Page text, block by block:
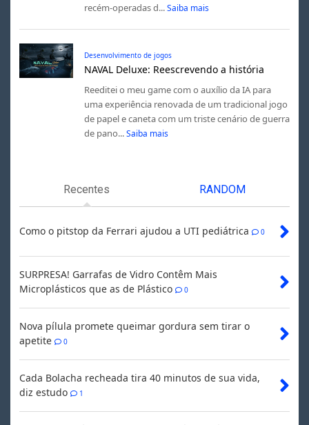
recém-operadas d... Saiba mais
Desenvolvimento de jogos
NAVAL Deluxe: Reescrevendo a história
Reeditei o meu game com o auxílio da IA para
uma experiência renovada de um tradicional jogo
de papel e caneta com um triste cenário de guerra
de pano... Saiba mais
Recentes RANDOM
Como o pitstop da Ferrari ajudou a UTI pediátrica 0
SURPRESA! Garrafas de Vidro Contêm Mais
Microplásticos que as de Plástico
0
Nova pílula promete queimar gordura sem tirar o
apetite
0
Cada Bolacha recheada tira 40 minutos de sua vida,
diz estudo
1